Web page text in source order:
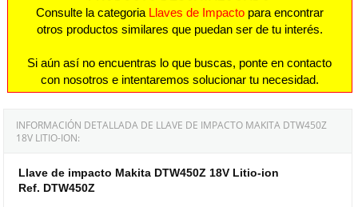
Consulte la categoria Llaves de Impactopara encontrar
otros productos similares que puedan ser de tu interés.
Si aún así no encuentras lo que buscas, ponte en contacto
con nosotros e intentaremos solucionar tu necesidad.
INFORMACIÓN DETALLADA DE LLAVE DE IMPACTO MAKITA DTW450Z
18V LITIO-ION:
Llave de impacto Makita DTW450Z 18V Litio-ion
Ref. DTW450Z